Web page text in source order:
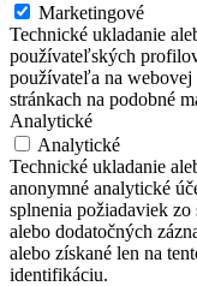
Marketingové
Technické ukladanie
používateľských
používateľa na webovej
stránkach na podobné
Analytické
Analytické
Technické ukladanie
anonymné analytické
splnenia požiadaviek
alebo dodatočných
alebo získané len na
identifikáciu.